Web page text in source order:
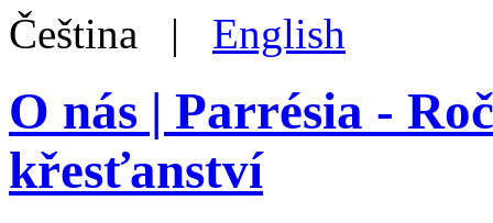
Čeština | English
O nás | Parrésia -
křesťanství